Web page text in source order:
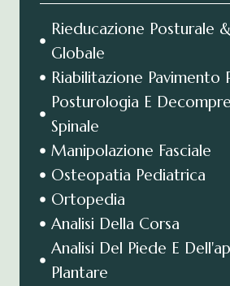
Rieducazione Posturale
Globale
Riabilitazione Pavimento
Posturologia E
Spinale
Manipolazione Fasciale
Osteopatia Pediatrica
Ortopedia
Analisi Della Corsa
Analisi Del Piede E
Plantare